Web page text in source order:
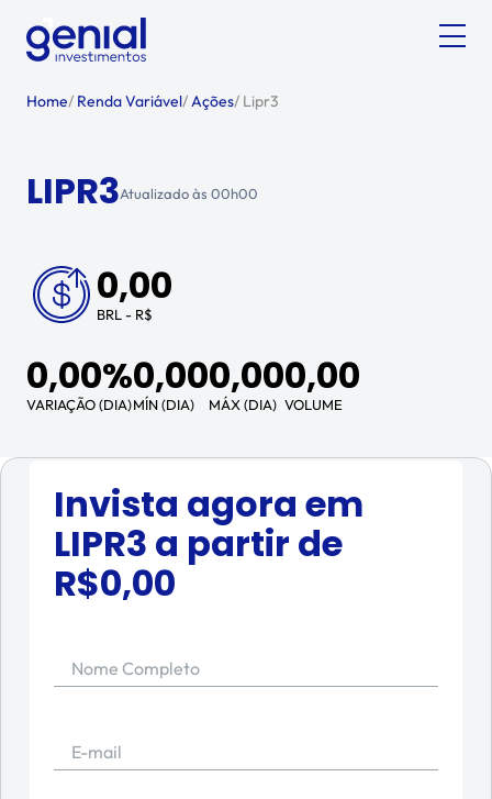
Home/ Renda Variável/Ações/ Lipr3
LIPR3Atualizado às 00h00
0,00
BRL - R$
0,00%
VARIAÇÃO (DIA)
0,00
MÍN (DIA)
0,00
MÁX (DIA)
0,00
VOLUME
Invista agora em
LIPR3 a partir de
R$0,00
Nome Completo
E-mail